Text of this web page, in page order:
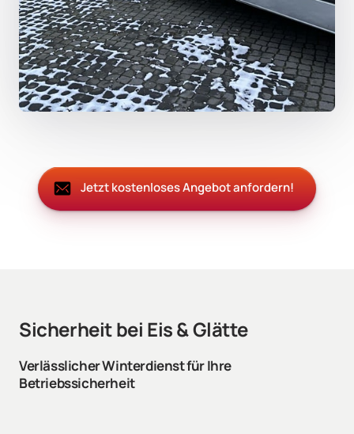
Jetzt kostenloses Angebot anfordern!
Sicherheit bei Eis & Glätte
Verlässlicher Winterdienst für Ihre
Betriebssicherheit